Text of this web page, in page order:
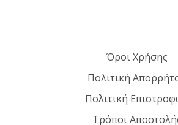
Όροι Χρήσης
Πολιτική
Πολιτική
Τρόποι